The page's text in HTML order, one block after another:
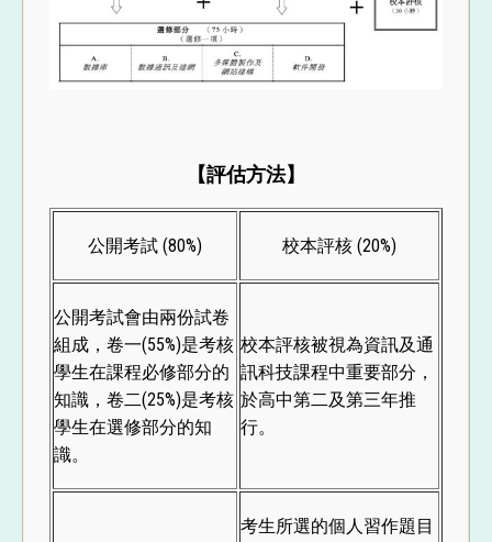
【評估方法】
公開考試 (80%) 校本評核 (20%)
公開考試會由兩份試卷
組成，卷一(55%)是考核
學生在課程必修部分的
知識，卷二(25%)是考核
學生在選修部分的知
識。
校本評核被視為資訊及通
訊科技課程中重要部分，
於高中第二及第三年推
行。
考生所選的個人習作題目